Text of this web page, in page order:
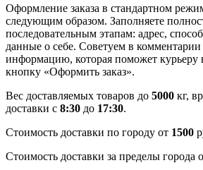
Оформление заказа в стандартном
следующим образом. Заполняете
последовательным этапам: адрес,
данные о себе. Советуем в комментарии
информацию, которая поможет курьеру
кнопку «Оформить заказ».
Вес доставляемых товаров до 5000 кг,
доставки с 8:30 до 17:30.
Стоимость доставки по городу от 1500
Стоимость доставки за пределы города